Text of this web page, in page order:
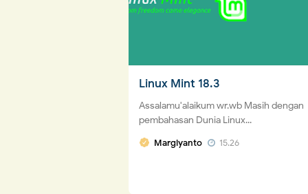
Linux Mint 18.3
Assalamu'alaikum wr.wb Masih dengan
pembahasan Dunia Linux...
Margiyanto
15.26